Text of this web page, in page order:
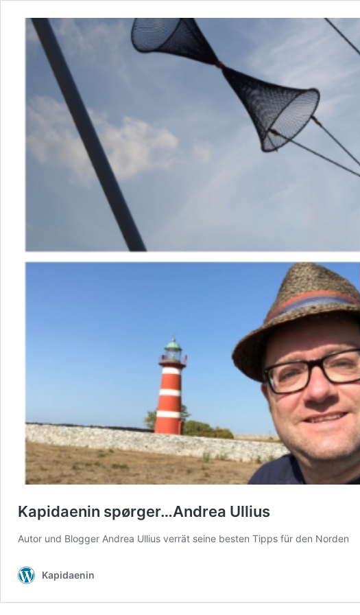
Kapidaenin spørger…Andrea Ullius
Autor und Blogger Andrea Ullius verrät seine besten Tipps für den Norden
Kapidaenin